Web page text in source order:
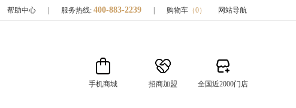
帮助中心 服务热线: 400-883-2239 购物车 （0） 网站导航
手机商城 招商加盟 全国近2000门店